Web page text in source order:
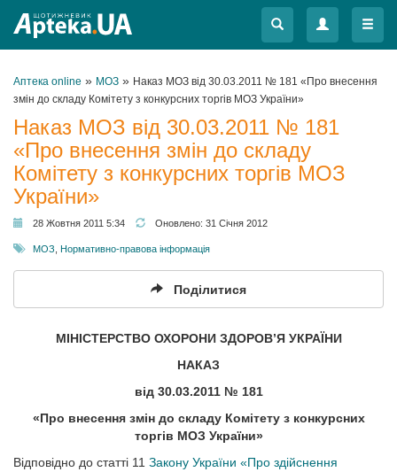
Меню
Меню
Аптека online » МОЗ » Наказ МОЗ від 30.03.2011 № 181 «Про внесення
змін до складу Комітету з конкурсних торгів МОЗ України»
Наказ МОЗ від 30.03.2011 № 181
«Про внесення змін до складу
Комітету з конкурсних торгів МОЗ
України»
28 Жовтня 2011 5:34 Оновлено: 31 Січня 2012
МОЗ Нормативно-правова інформація
Поділитися
МІНІСТЕРСТВО ОХОРОНИ ЗДОРОВ’Я УКРАЇНИ
НАКАЗ
від 30.03.2011 № 181
«Про внесення змін до складу Комітету з конкурсних
торгів МОЗ України»
Відповідно до статті 11 Закону України «Про здійснення